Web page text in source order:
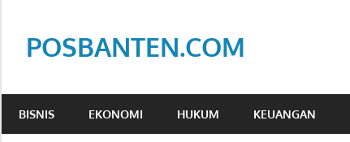
contentPOSBANTEN.COM
Menyampaikan
BISNIS EKONOMI HUKUM KEUANGAN